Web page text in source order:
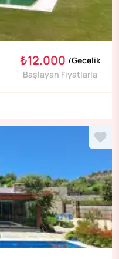
₺12.000 /Gecelik
Başlayan Fiyatlarla